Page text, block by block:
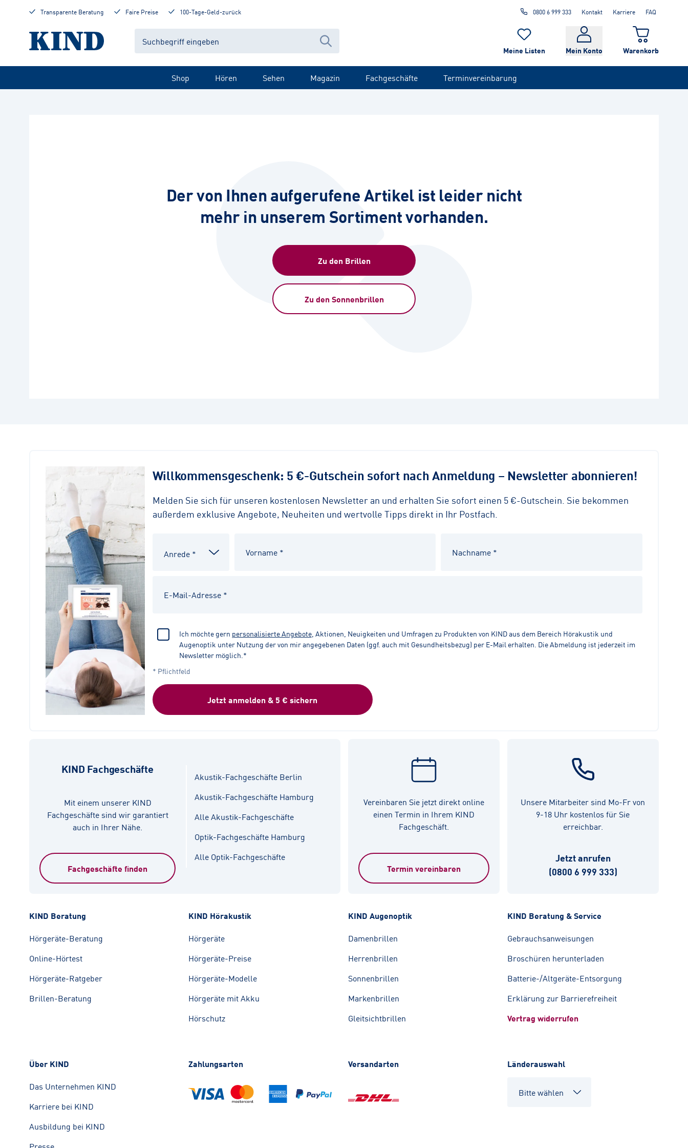
Transparente Beratung Faire Preise 100-Tage-Geld-zurück 0800 6 999 333 Kontakt Karriere FAQ
Meine Listen Mein Konto Warenkorb
Shop Hören Sehen Magazin Fachgeschäfte Terminvereinbarung
Der von Ihnen aufgerufene Artikel ist leider nicht
mehr in unserem Sortiment vorhanden.
Zu den Brillen
Zu den Sonnenbrillen
Willkommensgeschenk: 5 €-Gutschein sofort nach Anmeldung – Newsletter abonnieren!
Melden Sie sich für unseren kostenlosen Newsletter an und erhalten Sie sofort einen 5 €-Gutschein. Sie bekommen
außerdem exklusive Angebote, Neuheiten und wertvolle Tipps direkt in Ihr Postfach.
Ich möchte gern personalisierte Angebote, Aktionen, Neuigkeiten und Umfragen zu Produkten von KIND aus dem Bereich Hörakustik und
Augenoptik unter Nutzung der von mir angegebenen Daten (ggf. auch mit Gesundheitsbezug) per E-Mail erhalten. Die Abmeldung ist jederzeit im
Newsletter möglich.*
* Pflichtfeld
Jetzt anmelden & 5 € sichern
KIND Fachgeschäfte
Mit einem unserer KIND
Fachgeschäfte sind wir garantiert
auch in Ihrer Nähe.
Akustik-Fachgeschäfte Berlin
Akustik-Fachgeschäfte Hamburg
Alle Akustik-Fachgeschäfte
Optik-Fachgeschäfte Hamburg
Alle Optik-Fachgeschäfte
Fachgeschäfte finden
Vereinbaren Sie jetzt direkt online
einen Termin in Ihrem KIND
Fachgeschäft.
Termin vereinbaren
Unsere Mitarbeiter sind Mo-Fr von
9-18 Uhr kostenlos für Sie
erreichbar.
Jetzt anrufen
(0800 6 999 333)
KIND Beratung
Hörgeräte-Beratung
Online-Hörtest
Hörgeräte-Ratgeber
Brillen-Beratung
KIND Hörakustik
Hörgeräte
Hörgeräte-Preise
Hörgeräte-Modelle
Hörgeräte mit Akku
Hörschutz
KIND Augenoptik
Damenbrillen
Herrenbrillen
Sonnenbrillen
Markenbrillen
Gleitsichtbrillen
KIND Beratung & Service
Gebrauchsanweisungen
Broschüren herunterladen
Batterie-/Altgeräte-Entsorgung
Erklärung zur Barrierefreiheit
Vertrag widerrufen
Über KIND
Das Unternehmen KIND
Karriere bei KIND
Ausbildung bei KIND
Zahlungsarten Versandarten Länderauswahl